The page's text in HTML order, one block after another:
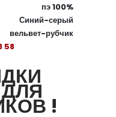
пэ 100%
Синий-серый
вельвет-рубчик
58
!